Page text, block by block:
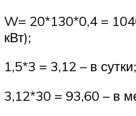
W= 20*130*0,4 =
кВт);
1,5*3 = 3,12 – в сутки;
3,12*30 = 93,60 – в